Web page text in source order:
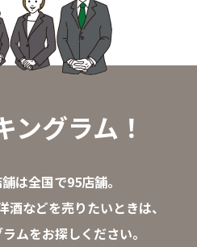
ングラム！
は全国で95店舗。
などを売りたいときは、
ムをお探しください。